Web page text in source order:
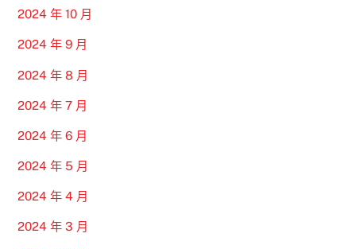
2024 年 10 月
2024 年 9 月
2024 年 8 月
2024 年 7 月
2024 年 6 月
2024 年 5 月
2024 年 4 月
2024 年 3 月